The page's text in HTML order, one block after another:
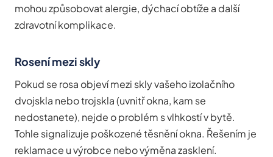
mohou způsobovat alergie, dýchací obtíže a další
zdravotní komplikace.
Rosení mezi skly
Pokud se rosa objeví mezi skly vašeho izolačního
dvojskla nebo trojskla (uvnitř okna, kam se
nedostanete), nejde o problém s vlhkostí v bytě.
Tohle signalizuje poškozené těsnění okna. Řešením je
reklamace u výrobce nebo výměna zasklení.